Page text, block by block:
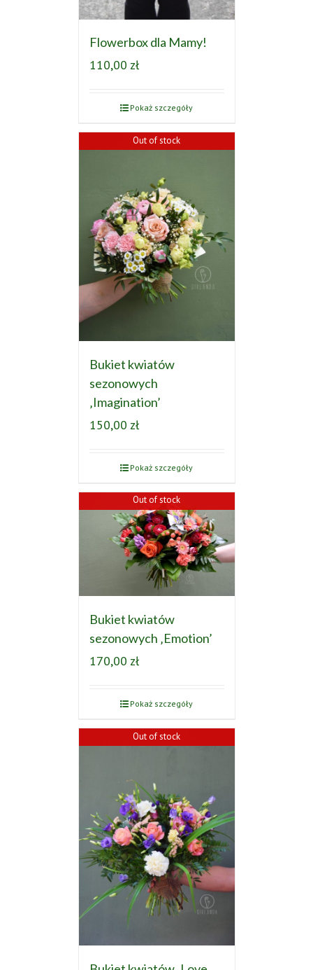
Flowerbox dla Mamy!
110,00 zł
Pokaż szczegóły
Out of stock
Bukiet kwiatów
sezonowych
‚Imagination’
150,00 zł
Pokaż szczegóły
Out of stock
Bukiet kwiatów
sezonowych ‚Emotion’
170,00 zł
Pokaż szczegóły
Out of stock